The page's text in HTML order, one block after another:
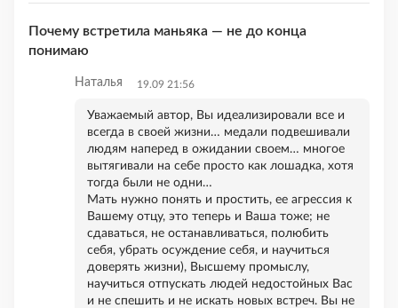
Почему встретила маньяка — не до конца
понимаю
Наталья 19.09 21:56
Уважаемый автор, Вы идеализировали все и
всегда в своей жизни… медали подвешивали
людям наперед в ожидании своем… многое
вытягивали на себе просто как лошадка, хотя
тогда были не одни…
Мать нужно понять и простить, ее агрессия к
Вашему отцу, это теперь и Ваша тоже; не
сдаваться, не останавливаться, полюбить
себя, убрать осуждение себя, и научиться
доверять жизни), Высшему промыслу,
научиться отпускать людей недостойных Вас
и не спешить и не искать новых встреч. Вы не